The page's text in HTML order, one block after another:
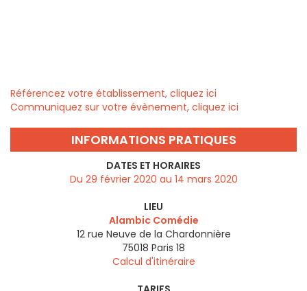
Référencez votre établissement, cliquez ici
Communiquez sur votre évènement, cliquez ici
INFORMATIONS PRATIQUES
DATES ET HORAIRES
Du 29 février 2020 au 14 mars 2020
LIEU
Alambic Comédie
12 rue Neuve de la Chardonnière
75018 Paris 18
Calcul d'itinéraire